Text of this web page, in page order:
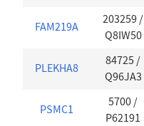
FAM219A
203259 /
Q8IW50
PLEKHA8
84725 /
Q96JA3
PSMC1
5700 /
P62191